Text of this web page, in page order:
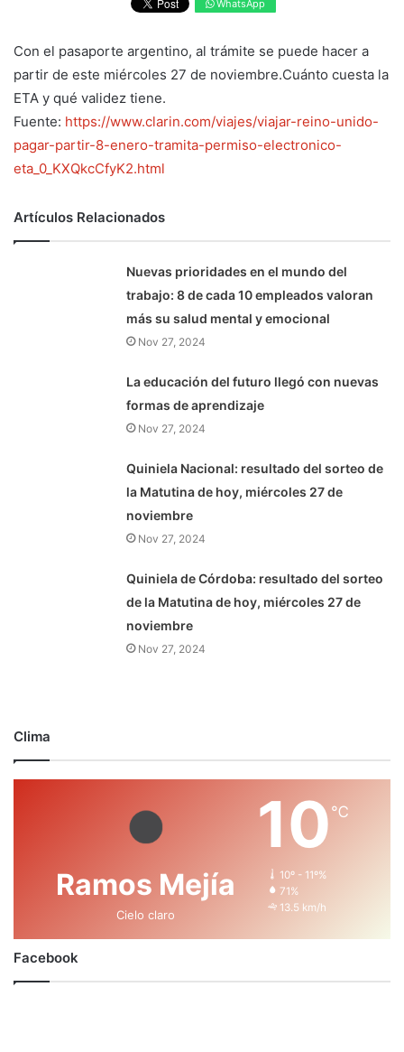
WhatsApp
Con el pasaporte argentino, al trámite se puede hacer a
partir de este miércoles 27 de noviembre.Cuánto cuesta la
ETA y qué validez tiene.
Fuente: https://www.clarin.com/viajes/viajar-reino-unido-
pagar-partir-8-enero-tramita-permiso-electronico-
eta_0_KXQkcCfyK2.html
Artículos Relacionados
Nuevas prioridades en el mundo del
trabajo: 8 de cada 10 empleados valoran
más su salud mental y emocional
Nov 27, 2024
La educación del futuro llegó con nuevas
formas de aprendizaje
Nov 27, 2024
Quiniela Nacional: resultado del sorteo de
la Matutina de hoy, miércoles 27 de
noviembre
Nov 27, 2024
Quiniela de Córdoba: resultado del sorteo
de la Matutina de hoy, miércoles 27 de
noviembre
Nov 27, 2024
Clima
Ramos Mejía
Cielo claro
10 ℃
10º - 11º%
71%
13.5 km/h
Facebook